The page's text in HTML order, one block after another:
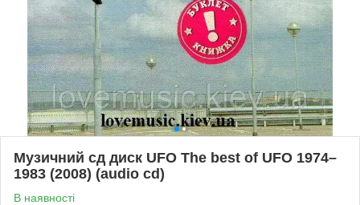
Музичний сд диск UFO The best of UFO 1974–
1983 (2008) (audio cd)
В наявності